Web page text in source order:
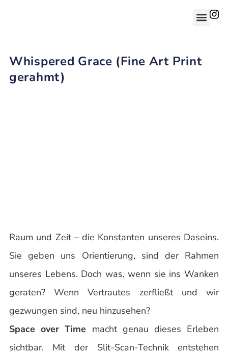
Whispered Grace (Fine Art Print
gerahmt)
Raum und Zeit – die Konstanten unseres Daseins.
Sie geben uns Orientierung, sind der Rahmen
unseres Lebens. Doch was, wenn sie ins Wanken
geraten? Wenn Vertrautes zerfließt und wir
gezwungen sind, neu hinzusehen?
Space over Time macht genau dieses Erleben
sichtbar. Mit der Slit-Scan-Technik entstehen